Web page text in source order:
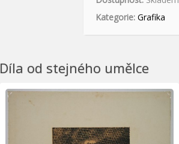
Kategorie: Grafika
Díla od stejného umělce